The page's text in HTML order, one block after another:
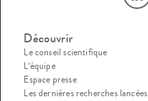
Découvrir
Le conseil scientifique
L’équipe
Espace presse
Les dernières recherches lancées